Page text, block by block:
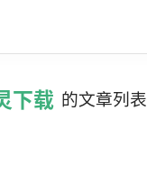
下载 的文章列表